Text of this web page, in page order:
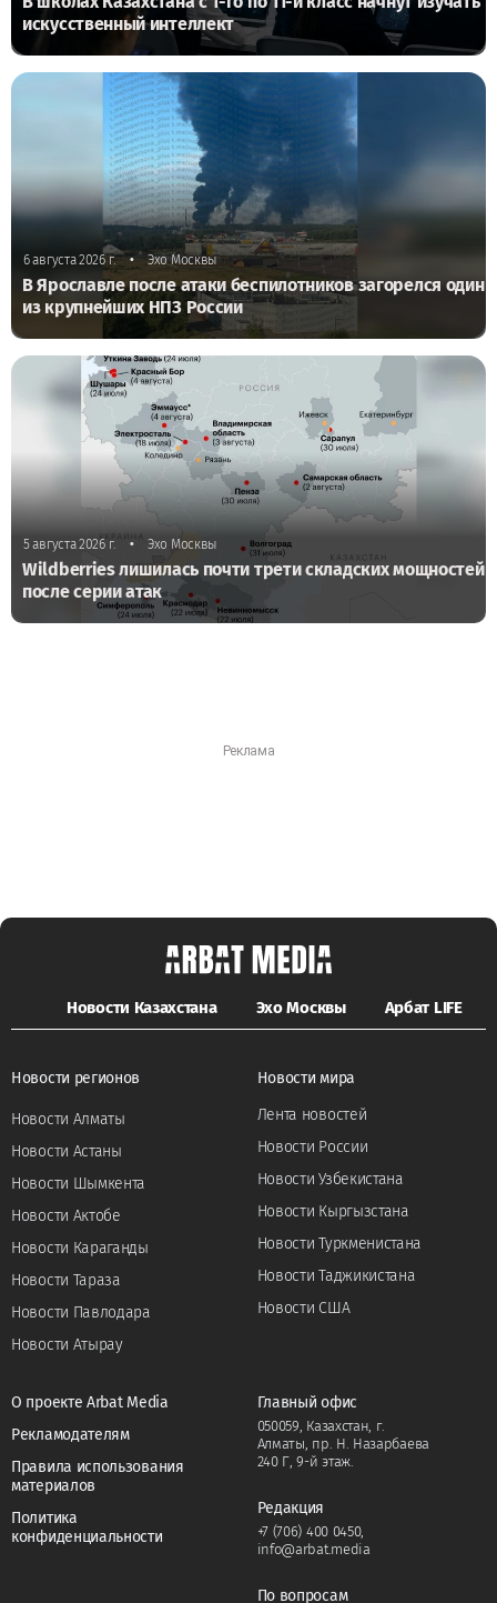
искусственный интеллект
6 августа 2026 г. • Эхо Москвы
В Ярославле после атаки беспилотников загорелся один
из крупнейших НПЗ России
5 августа 2026 г. • Эхо Москвы
Wildberries лишилась почти трети складских мощностей
после серии атак
Новости Казахстана Эхо Москвы Арбат LIFE
Новости регионов
Новости Алматы
Новости Астаны
Новости Шымкента
Новости Актобе
Новости Караганды
Новости Тараза
Новости Павлодара
Новости Атырау
Новости мира
Лента новостей
Новости России
Новости Узбекистана
Новости Кыргызстана
Новости Туркменистана
Новости Таджикистана
Новости США
О проекте Arbat Media
Рекламодателям
Правила использования
материалов
Политика
конфиденциальности
Главный офис
050059, Казахстан, г.
Алматы, пр. Н. Назарбаева
240 Г, 9-й этаж.
Редакция
+7 (706) 400 0450,
info@arbat.media
По вопросам